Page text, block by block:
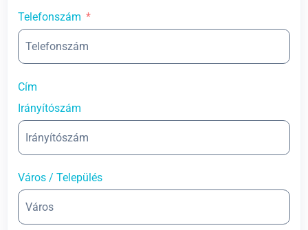
Telefonszám
Cím
Irányítószám
Város / Település